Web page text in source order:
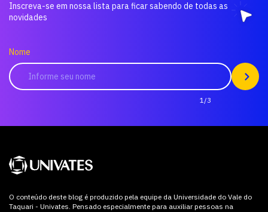
Inscreva-se em nossa lista para ficar sabendo de todas as
novidades
Nome
1/3
O conteúdo deste blog é produzido pela equipe da Universidade do Vale do
Taquari - Univates. Pensado especialmente para auxiliar pessoas na